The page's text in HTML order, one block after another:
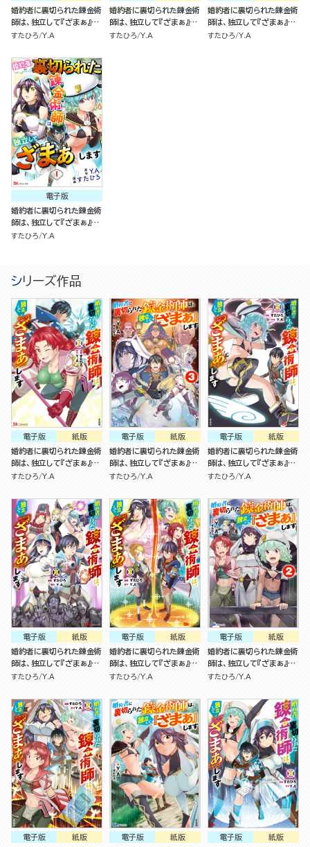
婚約者に裏切られた錬金術
師は、独立して『ざまぁ』し
ます （2）
すたひろ Y.A
婚約者に裏切られた錬金術
師は、独立して『ざまぁ』し
ます（1）
すたひろ Y.A
婚約者に裏切られた錬金術
師は、独立して『ざまぁ』し
ます
すたひろ Y.A
電子版
婚約者に裏切られた錬金術
師は、独立して『ざまぁ』し
ます（分冊版）
すたひろ Y.A
シリーズ作品
紙版
電子版
婚約者に裏切られた錬金術
師は、独立して『ざまぁ』し
ます（7）
すたひろ Y.A
紙版
電子版
婚約者に裏切られた錬金術
師は、独立して『ざまぁ』し
ます(3)
すたひろ Y.A
紙版
電子版
婚約者に裏切られた錬金術
師は、独立して『ざまぁ』し
ます（5）
すたひろ Y.A
紙版
電子版
婚約者に裏切られた錬金術
師は、独立して『ざまぁ』し
ます（4）
すたひろ Y.A
紙版
電子版
婚約者に裏切られた錬金術
師は、独立して『ざまぁ』し
ます（3）
すたひろ Y.A
紙版
電子版
婚約者に裏切られた錬金術
師は、独立して『ざまぁ』し
ます （2）
すたひろ Y.A
紙版
電子版
紙版
電子版
紙版
電子版